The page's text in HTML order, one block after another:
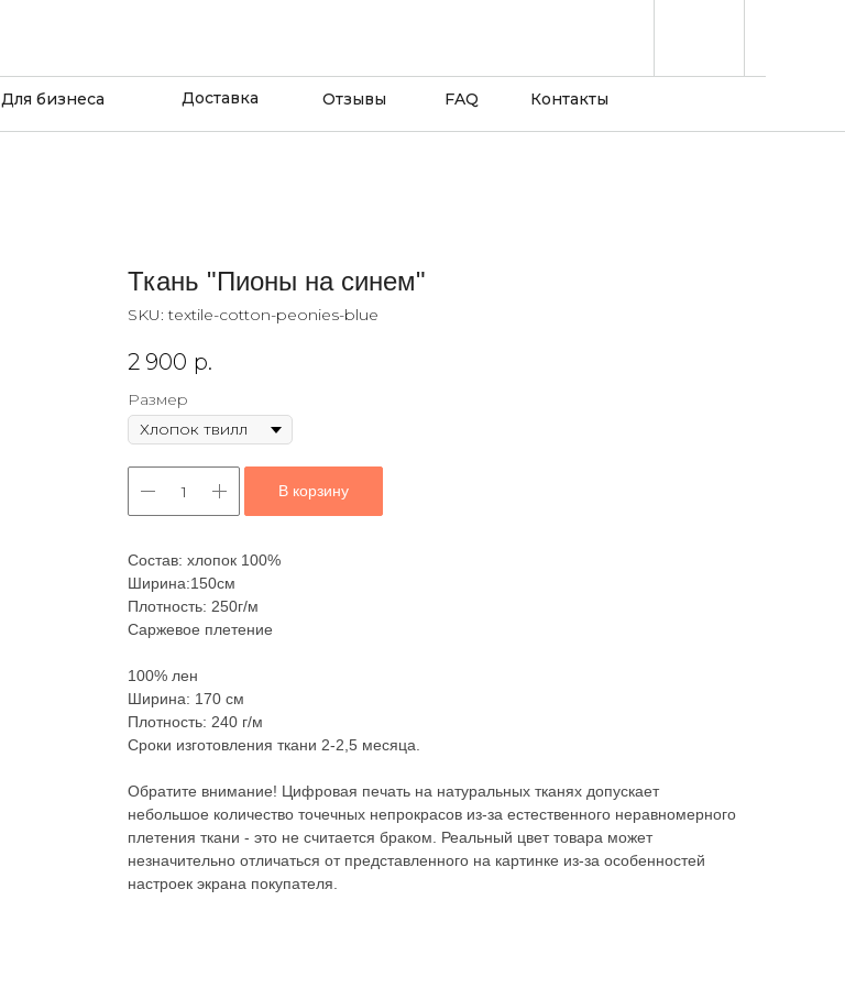
Доставка Отзывы FAQ Контакты
Для бизнеса
Ткань "Пионы на синем"
SKU:textile-cotton-peonies-blue
2 900 р.
Размер
В корзину
Состав: хлопок 100%
Ширина:150см
Плотность: 250г/м
Саржевое плетение
100% лен
Ширина: 170 см
Плотность: 240 г/м
Сроки изготовления ткани 2-2,5 месяца.
Обратите внимание! Цифровая печать на натуральных тканях допускает
небольшое количество точечных непрокрасов из-за естественного неравномерного
плетения ткани - это не считается браком. Реальный цвет товара может
незначительно отличаться от представленного на картинке из-за особенностей
настроек экрана покупателя.